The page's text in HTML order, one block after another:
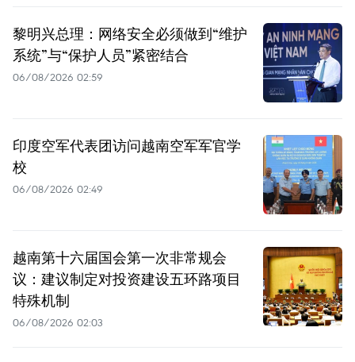
黎明兴总理：网络安全必须做到“维护
系统”与“保护人员”紧密结合
06/08/2026 02:59
印度空军代表团访问越南空军军官学
校
06/08/2026 02:49
越南第十六届国会第一次非常规会
议：建议制定对投资建设五环路项目
特殊机制
06/08/2026 02:03